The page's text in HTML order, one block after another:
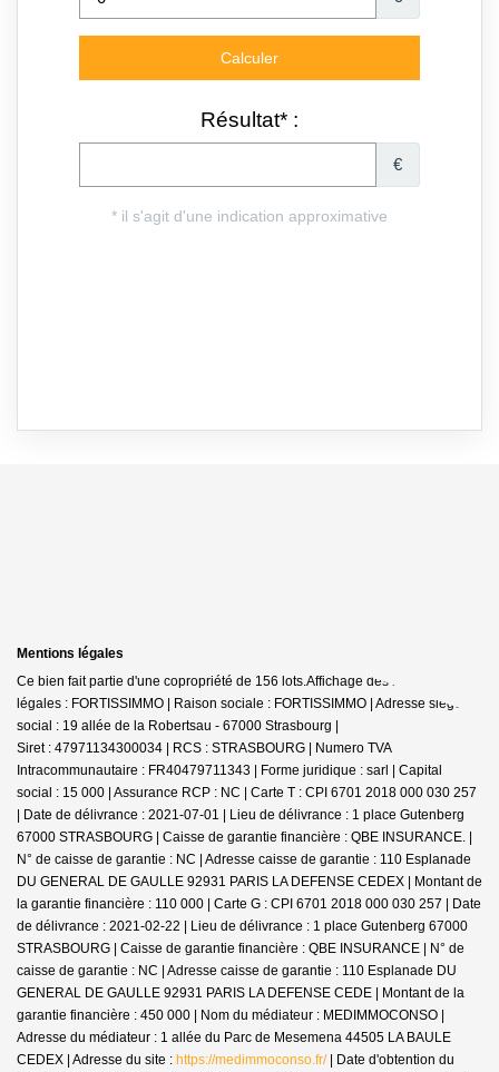
Mentions légales
Ce bien fait partie d'une copropriété de 156 lots.Affichage des informations
légales : FORTISSIMMO | Raison sociale : FORTISSIMMO | Adresse siège
social : 19 allée de la Robertsau - 67000 Strasbourg |
Siret : 47971134300034 | RCS : STRASBOURG | Numero TVA
Intracommunautaire : FR40479711343 | Forme juridique : sarl | Capital
social : 15 000 | Assurance RCP : NC | Carte T : CPI 6701 2018 000 030 257
| Date de délivrance : 2021-07-01 | Lieu de délivrance : 1 place Gutenberg
67000 STRASBOURG | Caisse de garantie financière : QBE INSURANCE. |
N° de caisse de garantie : NC | Adresse caisse de garantie : 110 Esplanade
DU GENERAL DE GAULLE 92931 PARIS LA DEFENSE CEDEX | Montant de
la garantie financière : 110 000 | Carte G : CPI 6701 2018 000 030 257 | Date
de délivrance : 2021-02-22 | Lieu de délivrance : 1 place Gutenberg 67000
STRASBOURG | Caisse de garantie financière : QBE INSURANCE | N° de
caisse de garantie : NC | Adresse caisse de garantie : 110 Esplanade DU
GENERAL DE GAULLE 92931 PARIS LA DEFENSE CEDE | Montant de la
garantie financière : 450 000 | Nom du médiateur : MEDIMMOCONSO |
Adresse du médiateur : 1 allée du Parc de Mesemena 44505 LA BAULE
CEDEX | Adresse du site : https://medimmoconso.fr/| Date d'obtention du